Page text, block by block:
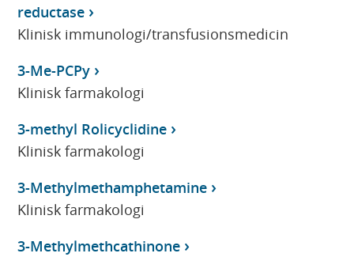
reductase
Klinisk immunologi/transfusionsmedicin
3-Me-PCPy
Klinisk farmakologi
3-methyl Rolicyclidine
Klinisk farmakologi
3-Methylmethamphetamine
Klinisk farmakologi
3-Methylmethcathinone